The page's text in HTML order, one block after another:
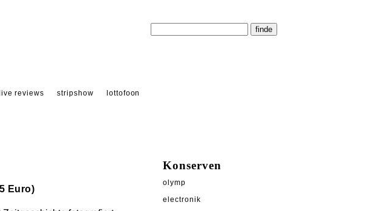
live reviews stripshow lottofoon
Euro)
Konserven
olymp
electronik